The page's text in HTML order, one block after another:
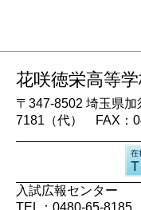
花咲徳栄高等
〒347-8502 埼玉県
7181（代） FAX：
入試広報センター